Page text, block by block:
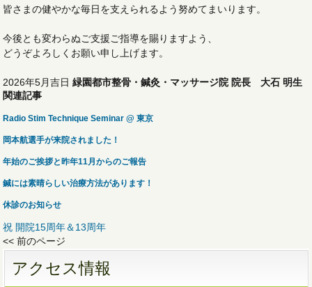
皆さまの健やかな毎日を支えられるよう努めてまいります。
今後とも変わらぬご支援ご指導を賜りますよう、
どうぞよろしくお願い申し上げます。
2026年5月吉日緑園都市整骨・鍼灸・マッサージ院 院長 大石 明生
関連記事
Radio Stim Technique Seminar @ 東京
岡本航選手が来院されました！
年始のご挨拶と昨年11月からのご報告
鍼には素晴らしい治療方法があります！
休診のお知らせ
祝 開院15周年＆13周年
<< 前のページ
アクセス情報